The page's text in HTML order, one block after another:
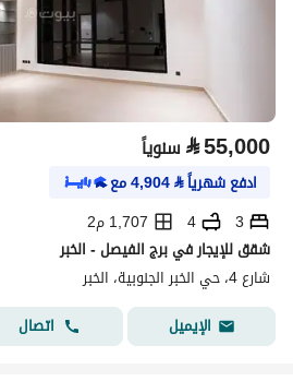
⃁55,000 سنوياً
ادفع شهرياً⃁
4,904مع
3
4
1,707 م2
شقق للإيجار في برج الفيصل - الخبر
شارع 4، حي الخبر الجنوبية، الخبر
الإيميل
اتصال